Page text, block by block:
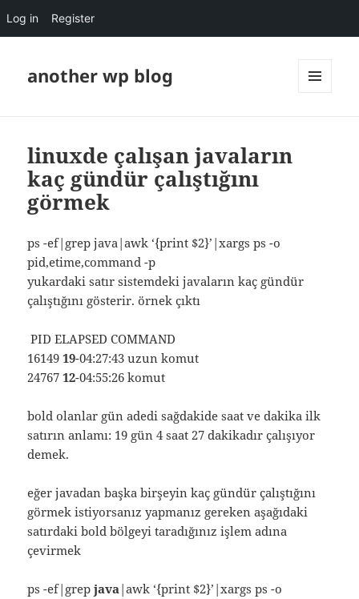
Log in Register
another wp blog
linuxde çalışan javaların
kaç gündür çalıştığını
görmek
ps -ef|grep java|awk ‘{print $2}’|xargs ps -o
pid,etime,command -p
yukardaki satır sistemdeki javaların kaç gündür
çalıştığını gösterir. örnek çıktı
PID ELAPSED COMMAND
1614919-04:27:43 uzun komut
2476712-04:55:26 komut
bold olanlar gün adedi sağdakide saat ve dakika ilk
satırın anlamı: 19 gün 4 saat 27 dakikadır çalışıyor
demek.
eğer javadan başka birşeyin kaç gündür çalıştığını
görmek istiyorsanız yapmanız gereken aşağıdaki
satırdaki bold bölgeyi taradığınız işlem adına
çevirmek
ps -ef|grepjava|awk ‘{print $2}’|xargs ps -o